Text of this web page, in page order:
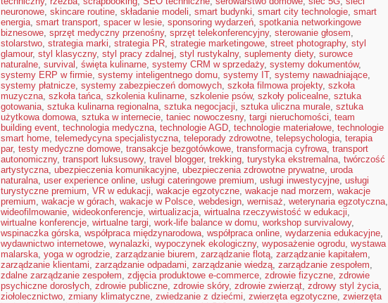
neuronowe, skincare routine, składanie modeli, smart budynki, smart city technologie, smart
energia, smart transport, spacer w lesie, sponsoring wydarzeń, spotkania networkingowe
biznesowe, sprzęt medyczny przenośny, sprzęt telekonferencyjny, sterowanie głosem,
stolarstwo, strategia marki, strategia PR, strategie marketingowe, street photography, styl
glamour, styl klasyczny, styl pracy zdalnej, styl rustykalny, suplementy diety, surowce
naturalne, survival , święta kulinarne, systemy CRM w sprzedaży, systemy dokumentów,
systemy ERP w firmie, systemy inteligentnego domu, systemy IT, systemy nawadniające,
systemy płatnicze, systemy zabezpieczeń domowych, szkoła filmowa projekty, szkoła
muzyczna, szkoła tańca, szkolenia kulinarne, szkolenie psów, szkoły policealne, sztuka
gotowania, sztuka kulinarna regionalna, sztuka negocjacji, sztuka uliczna murale, sztuka
użytkowa domowa, sztuka w internecie, taniec nowoczesny, targi nieruchomości, team
building event, technologia medyczna, technologie AGD, technologie materiałowe, technologie
smart home, telemedycyna specjalistyczna, teleporady zdrowotne, telepsychologia, terapia
par, testy medyczne domowe, transakcje bezgotówkowe, transformacja cyfrowa, transport
autonomiczny, transport luksusowy, travel blogger, trekking, turystyka ekstremalna, twórczość
artystyczna, ubezpieczenia komunikacyjne, ubezpieczenia zdrowotne prywatne, uroda
naturalna, user experience online, usługi cateringowe premium, usługi inwestycyjne, usługi
turystyczne premium, VR w edukacji, wakacje egzotyczne, wakacje nad morzem, wakacje
premium, wakacje w górach, wakacje w Polsce, webdesign, wernisaż, weterynaria egzotyczna,
wideofilmowanie, wideokonferencje, wirtualizacja, wirtualna rzeczywistość w edukacji,
wirtualne konferencje, wirtualne targi, work-life balance w domu, workshop survivalowy,
wspinaczka górska, współpraca międzynarodowa, współpraca online, wydarzenia edukacyjne,
wydawnictwo internetowe, wynalazki, wypoczynek ekologiczny, wyposażenie ogrodu, wystawa
malarska, yoga w ogrodzie, zarządzanie biurem, zarządzanie flotą, zarządzanie kapitałem,
zarządzanie klientami, zarządzanie odpadami, zarządzanie wiedzą, zarządzanie zespołem,
zdalne zarządzanie zespołem, zdjęcia produktowe e-commerce, zdrowie fizyczne, zdrowie
psychiczne dorosłych, zdrowie publiczne, zdrowie skóry, zdrowie zwierząt, zdrowy styl życia,
ziołolecznictwo, zmiany klimatyczne, zwiedzanie z dziećmi, zwierzęta egzotyczne, zwierzęta